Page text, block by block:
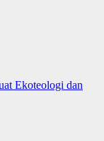
Ekoteologi dan